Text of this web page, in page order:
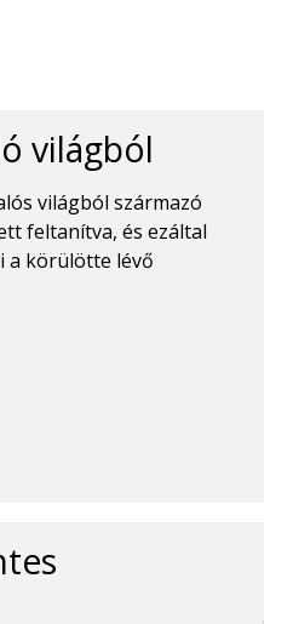
világból
világból származó
feltanítva, és ezáltal
a körülötte lévő